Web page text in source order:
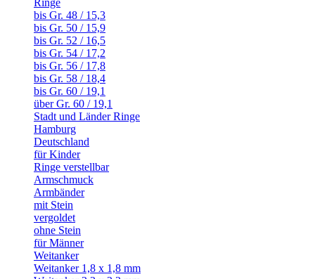
bis Gr. 48 / 15,3
bis Gr. 50 / 15,9
bis Gr. 52 / 16,5
bis Gr. 54 / 17,2
bis Gr. 56 / 17,8
bis Gr. 58 / 18,4
bis Gr. 60 / 19,1
über Gr. 60 / 19,1
Stadt und Länder Ringe
Hamburg
Deutschland
für Kinder
Ringe verstellbar
Armschmuck
Armbänder
mit Stein
vergoldet
ohne Stein
für Männer
Weitanker
Weitanker 1,8 x 1,8 mm